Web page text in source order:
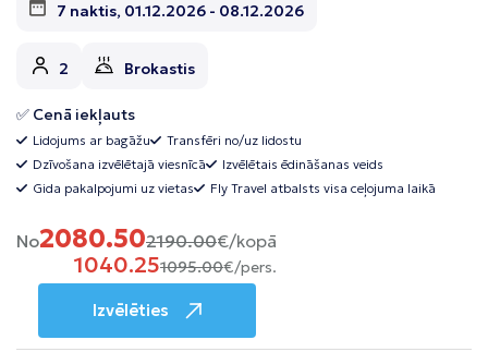
7 naktis, 01.12.2026 - 08.12.2026
2 Brokastis
✅ Cenā iekļauts
Lidojums ar bagāžu
Transfēri no/uz lidostu
Dzīvošana izvēlētajā viesnīcā
Izvēlētais ēdināšanas veids
Gida pakalpojumi uz vietas
Fly Travel atbalsts visa ceļojuma laikā
No2080.502190.00€/kopā
1040.251095.00€/pers.
Izvēlēties